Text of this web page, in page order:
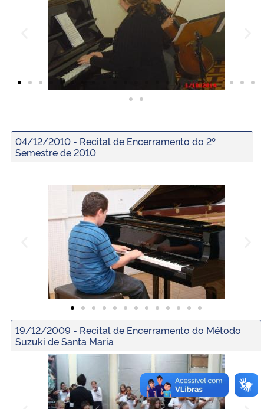
Ministério da Cidadania
Ministério da Saúde
Ministério de Minas e Energia
Ministério da Ciência, Tecnologia, Inovações e Comunicações
Ministério do Meio Ambiente
Ministério do Desenvolvimento Regional
Controladoria-Geral da União
Ministério da Mulher, da Família e dos Direitos Humanos
Secretaria-Geral
Secretaria de Governo
Gabinete de Segurança Institucional
Advocacia-Geral da União
04/12/2010 - Recital de Encerramento do 2º
Semestre de 2010
19/12/2009 - Recital de Encerramento do Método
Suzuki de Santa Maria